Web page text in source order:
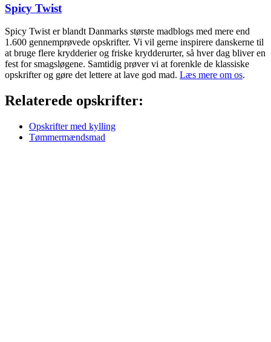
Spicy Twist
Spicy Twist er blandt Danmarks største madblogs med mere end
1.600 gennemprøvede opskrifter. Vi vil gerne inspirere danskerne til
at bruge flere krydderier og friske krydderurter, så hver dag bliver en
fest for smagsløgene. Samtidig prøver vi at forenkle de klassiske
opskrifter og gøre det lettere at lave god mad. Læs mere om os.
Relaterede opskrifter:
Opskrifter med kylling
Tømmermændsmad